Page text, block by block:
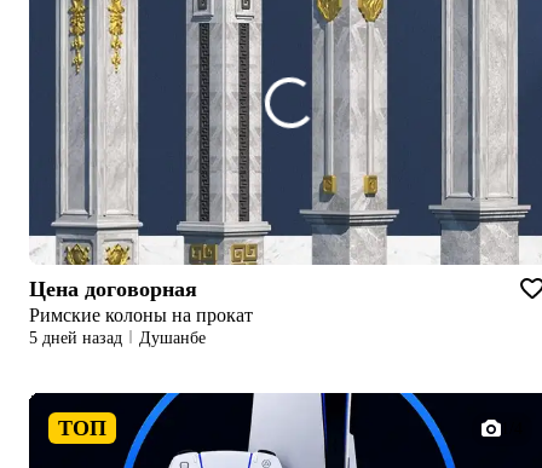
Цена договорная
Римские колоны на прокат
5 дней назад Душанбе
ТОП